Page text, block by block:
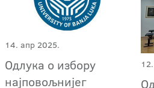
14. апр 2025.
Oдлука о избору
најповољнијег